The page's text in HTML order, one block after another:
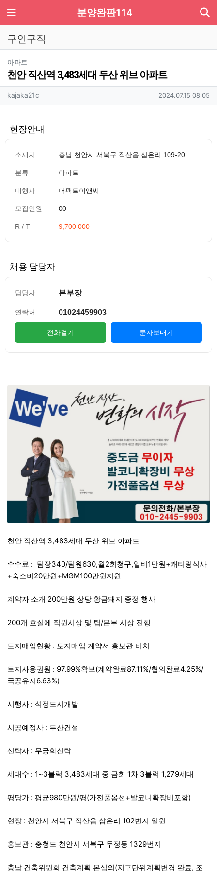
메뉴 분양완판114
구인구직
아파트
천안 직산역 3,483세대 두산 위브 아파트
작성자 정보
kajaka21c 작성일
2024.07.15 08:05
현장안내
소재지 충남 천안시 서북구 직산읍 삼은리 109-20
분류 아파트
대행사 더팩트이앤씨
모집인원 00
R / T 9,700,000
채용 담당자
담당자 본부장
연락처 01024459903
전화걸기 문자보내기
본문
천안 직산역 3,483세대 두산 위브 아파트
수수료 : 팀장340/팀원630,월2회청구,일비1만원+캐터링식사
+숙소비20만원+MGM100만원지원
계약자 소개 200만원 상당 황금돼지 증정 행사
200개 호실에 직원시상 및 팀/본부 시상 진행
토지매입현황 : 토지매입 계약서 홍보관 비치
토지사용권원 : 97.99%확보(계약완료87.11%/협의완료4.25%/
국공유지6.63%)
시행사 : 석정도시개발
시공예정사 : 두산건설
신탁사 : 무궁화신탁
세대수 : 1~3블럭 3,483세대 중 금회 1차 3블럭 1,279세대
평당가 : 평균980만원/평(가전풀옵션+발코니확장비포함)
현장 : 천안시 서북구 직산읍 삼은리 102번지 일원
홍보관 : 충청도 천안시 서북구 두정동 1329번지
충남 건축위원회 건축계획 본심의(지구단위계획변경 완료, 조